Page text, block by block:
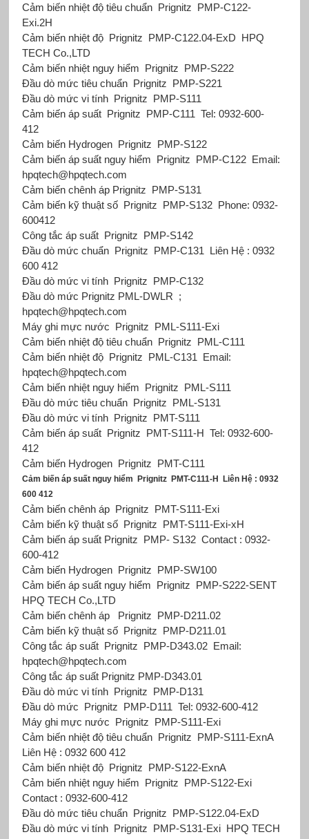
Cảm biến nhiệt độ tiêu chuẩn Prignitz PMP-C122-
Exi.2H
Cảm biến nhiệt độ Prignitz PMP-C122.04-ExD HPQ
TECH Co.,LTD
Cảm biến nhiệt nguy hiểm Prignitz PMP-S222
Đầu dò mức tiêu chuẩn Prignitz PMP-S221
Đầu dò mức vi tính Prignitz PMP-S111
Cảm biến áp suất Prignitz PMP-C111 Tel: 0932-600-
412
Cảm biến Hydrogen Prignitz PMP-S122
Cảm biến áp suất nguy hiểm Prignitz PMP-C122 Email:
hpqtech@hpqtech.com
Cảm biến chênh áp Prignitz PMP-S131
Cảm biến kỹ thuật số Prignitz PMP-S132 Phone: 0932-
600412
Công tắc áp suất Prignitz PMP-S142
Đầu dò mức chuẩn Prignitz PMP-C131 Liên Hệ : 0932
600 412
Đầu dò mức vi tính Prignitz PMP-C132
Đầu dò mức Prignitz PML-DWLR ;
hpqtech@hpqtech.com
Máy ghi mực nước Prignitz PML-S111-Exi
Cảm biến nhiệt độ tiêu chuẩn Prignitz PML-C111
Cảm biến nhiệt độ Prignitz PML-C131 Email:
hpqtech@hpqtech.com
Cảm biến nhiệt nguy hiểm Prignitz PML-S111
Đầu dò mức tiêu chuẩn Prignitz PML-S131
Đầu dò mức vi tính Prignitz PMT-S111
Cảm biến áp suất Prignitz PMT-S111-H Tel: 0932-600-
412
Cảm biến Hydrogen Prignitz PMT-C111
Cảm biến áp suất nguy hiểm Prignitz PMT-C111-H Liên Hệ : 0932
600 412
Cảm biến chênh áp Prignitz PMT-S111-Exi
Cảm biến kỹ thuật số Prignitz PMT-S111-Exi-xH
Cảm biến áp suất Prignitz PMP- S132 Contact : 0932-
600-412
Cảm biến Hydrogen Prignitz PMP-SW100
Cảm biến áp suất nguy hiểm Prignitz PMP-S222-SENT
HPQ TECH Co.,LTD
Cảm biến chênh áp
Prignitz PMP-D211.02
Cảm biến kỹ thuật số Prignitz PMP-D211.01
Công tắc áp suất Prignitz PMP-D343.02 Email:
hpqtech@hpqtech.com
Công tắc áp suất Prignitz PMP-D343.01
Đầu dò mức vi tính Prignitz PMP-D131
Đầu dò mức Prignitz PMP-D111 Tel: 0932-600-412
Máy ghi mực nước Prignitz PMP-S111-Exi
Cảm biến nhiệt độ tiêu chuẩn Prignitz PMP-S111-ExnA
Liên Hệ : 0932 600 412
Cảm biến nhiệt độ Prignitz PMP-S122-ExnA
Cảm biến nhiệt nguy hiểm Prignitz PMP-S122-Exi
Contact : 0932-600-412
Đầu dò mức tiêu chuẩn Prignitz PMP-S122.04-ExD
Đầu dò mức vi tính Prignitz PMP-S131-Exi HPQ TECH